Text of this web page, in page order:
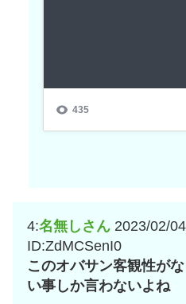
4:名無しさん 2023/02/
ID:ZdMCSenI0
このオバサン客観性が
い事しか言わないよね